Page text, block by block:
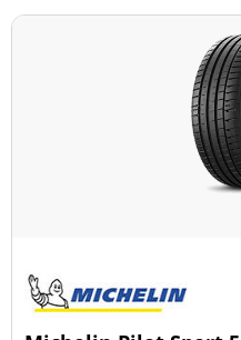
Toate tipurile (30)
Tip autovehicul